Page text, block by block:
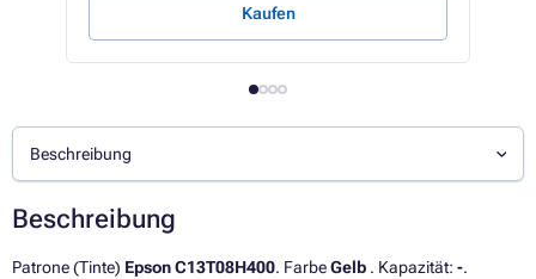
Kaufen
Beschreibung
Beschreibung
Patrone (Tinte) Epson C13T08H400. FarbeGelb . Kapazität: -.